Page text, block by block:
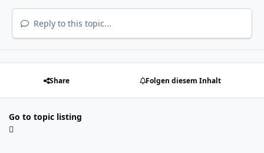
Reply to this topic...
Share Folgen diesem Inhalt
Go to topic listing